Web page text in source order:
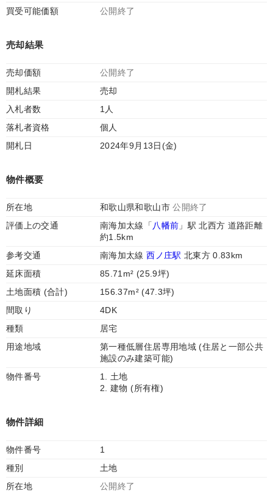
買受可能価額
公開終了
売却結果
売却価額
公開終了
開札結果
売却
入札者数
1人
落札者資格
個人
開札日
2024年9月13日(金)
物件概要
所在地 和歌山県和歌山市公開終了
評価上の交通
南海加太線「 八幡前 」駅 北西方 道路距離
約1.5km
参考交通
南海加太線西ノ庄駅 北東方 0.83km
延床面積
85.71m² (25.9坪)
土地面積 (合計)
156.37m² (47.3坪)
間取り
4DK
種類
居宅
用途地域
第一種低層住居専用地域 (住居と一部公共
施設のみ建築可能)
物件番号
1. 土地
2. 建物 (所有権)
物件詳細
物件番号
1
種別
土地
所在地
公開終了